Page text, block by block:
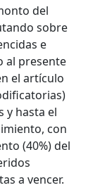
del
sobre
e
al presente
el artículo
y hasta el
con
(40%) del
a vencer.